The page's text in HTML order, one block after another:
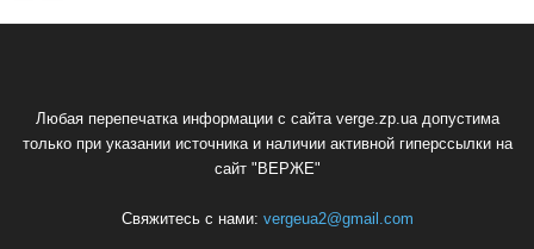
Любая перепечатка информации с сайта verge.zp.ua допустима
только при указании источника и наличии активной гиперссылки на
сайт "ВЕРЖЕ"
Свяжитесь с нами: vergeua2@gmail.com